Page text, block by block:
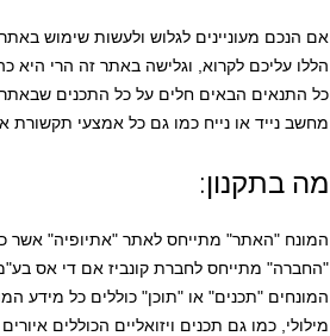
אם הנכם מעוניינים לגלוש ולעשות שימוש
הללו עליכם לקרוא, וגלישה באתר זה הרי היא
כל התנאים הבאים חלים על כל התכנים
מחשב נייד או נייח כמו גם כל אמצעי תקשורת
מה בתקנון:
"החברה" מתייחס לחברת קונביז אם די אס
המונחים "תכנים" או "תוכן" כוללים כל מידע
מילולי, כמו גם תכנים ויזואליים הכוללים